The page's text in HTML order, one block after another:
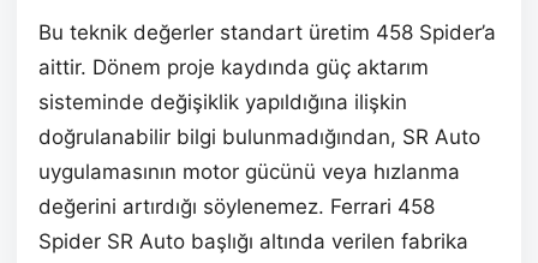
Bu teknik değerler standart üretim 458 Spider’a
aittir. Dönem proje kaydında güç aktarım
sisteminde değişiklik yapıldığına ilişkin
doğrulanabilir bilgi bulunmadığından, SR Auto
uygulamasının motor gücünü veya hızlanma
değerini artırdığı söylenemez. Ferrari 458
Spider SR Auto başlığı altında verilen fabrika